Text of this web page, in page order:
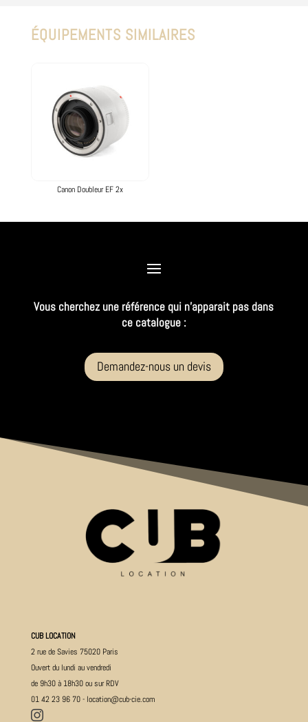
ÉQUIPEMENTS SIMILAIRES
Canon Doubleur EF 2x
Vous cherchez une référence qui n’apparait pas dans
ce catalogue :
Demandez-nous un devis
CUB LOCATION
2 rue de Savies 75020 Paris
Ouvert du lundi au vendredi
de 9h30 à 18h30 ou sur RDV
01 42 23 96 70- location@cub-cie.com
